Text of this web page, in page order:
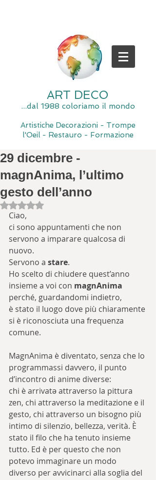
ART DECO
...dal 1988 coloriamo il mondo
Artistiche Decorazioni - Trompe
l'Oeil - Restauro - Formazione
29 dicembre -
magnAnima, l’ultimo
gesto dell’anno
Valutazione NaN stelle su 5.
Ciao,
ci sono appuntamenti che non
servono a imparare qualcosa di
nuovo.
Servono a stare.
Ho scelto di chiudere quest’anno
insieme a voi con magnAnima
perché, guardandomi indietro,
è stato il luogo dove più chiaramente
si è riconosciuta una frequenza
comune.
MagnAnima è diventato, senza che lo
programmassi davvero, il punto
d’incontro di anime diverse:
chi è arrivatə attraverso la pittura
zen, chi attraverso la meditazione e il
gesto, chi attraverso un bisogno più
intimo di silenzio, bellezza, verità. È
stato il filo che ha tenuto insieme
tutto. Ed è per questo che non
potevo immaginare un modo
diverso per avvicinarci alla soglia del